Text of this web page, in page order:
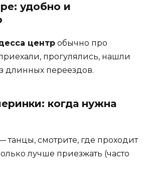
удобно и
центр обычно про
прогулялись, нашли
длинных переездов.
когда нужна
танцы, смотрите, где проходит
лучше приезжать (часто